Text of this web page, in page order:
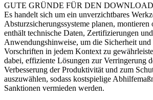
GUTE GRÜNDE FÜR DEN DOWNLOAD
Es handelt sich um ein unverzichtbares
Absturzsicherungssysteme planen,
enthält technische Daten, Zertifizierungen und
Anwendungshinweise, um die Sicherheit
Vorschriften in jedem Kontext zu
dabei, effiziente Lösungen zur Verringerung
Verbesserung der Produktivität und zum
auszuwählen, sodass kostspielige
Sanktionen vermieden werden.